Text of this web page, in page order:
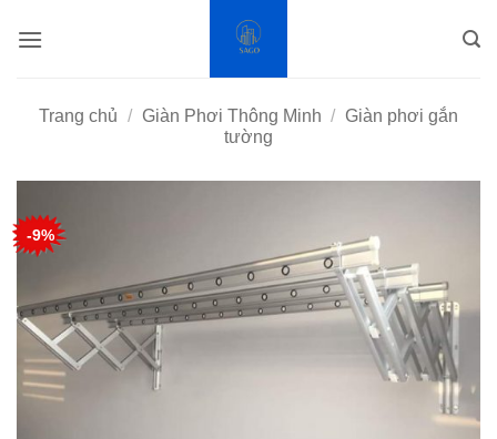
qua
Trang chủ / Giàn Phơi Thông Minh / Giàn phơi gắn
tường
-9%